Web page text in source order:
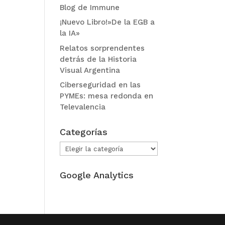
Blog de Immune
¡Nuevo Libro!»De la EGB a
la IA»
Relatos sorprendentes
detrás de la Historia
Visual Argentina
Ciberseguridad en las
PYMEs: mesa redonda en
Televalencia
Categorías
Categorías
Google Analytics